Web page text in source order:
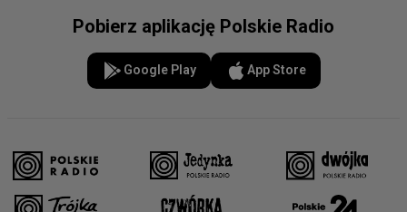
Pobierz aplikację Polskie Radio
Google Play App Store